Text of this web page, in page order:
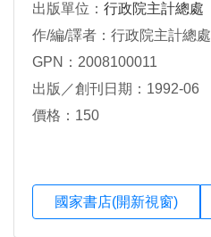
出版單位： 行政院主計總處
作/編/譯者：行政院主計總處
GPN：2008100011
出版／創刊日期：1992-06
價格：150
國家書店(開新視窗)